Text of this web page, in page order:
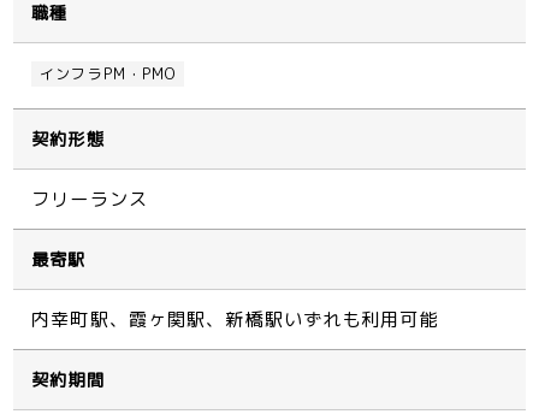
職種
インフラPM・PMO
契約形態
フリーランス
最寄駅
内幸町駅、霞ヶ関駅、新橋駅いずれも利用可能
契約期間